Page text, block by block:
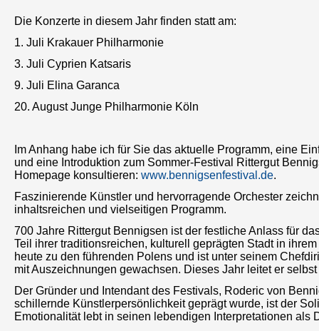
Die Konzerte in diesem Jahr finden statt am:
1. Juli Krakauer Philharmonie
3. Juli Cyprien Katsaris
9. Juli Elina Garanca
20. August Junge Philharmonie Köln
Im Anhang habe ich für Sie das aktuelle Programm, eine
und eine Introduktion zum Sommer-Festival Rittergut
Homepage konsultieren: www.bennigsenfestival.de.
Faszinierende Künstler und hervorragende Orchester
inhaltsreichen und vielseitigen Programm.
700 Jahre Rittergut Bennigsen ist der festliche Anlass für
Teil ihrer traditionsreichen, kulturell geprägten Stadt in
heute zu den führenden Polens und ist unter seinem
mit Auszeichnungen gewachsen. Dieses Jahr leitet er
Der Gründer und Intendant des Festivals, Roderic von
schillernde Künstlerpersönlichkeit geprägt wurde, ist der
Emotionalität lebt in seinen lebendigen Interpretationen